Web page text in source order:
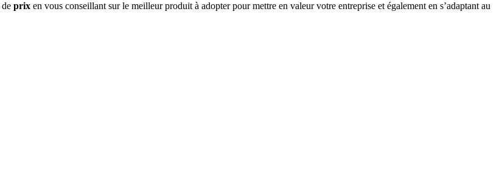
de prix en vous conseillant sur le meilleur produit à adopter pour mettre en valeur votre entreprise et également en s’adaptant au